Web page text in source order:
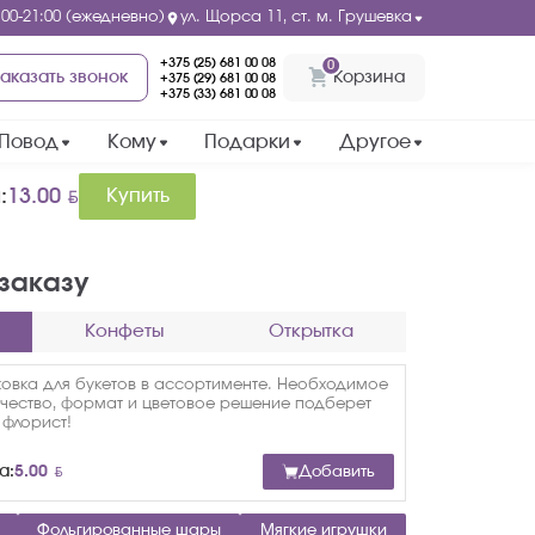
21:00 (ежедневно) ул. Щорса 11, ст. м. Грушевка
звонок
+375 (25) 681 00 08
+375 (29) 681 00 08
+375 (33) 681 00 08
0
Корзина
Повод Кому Подарки Другое
роза
13.00 BYN
13.00 BYN Купить
Конфеты Открытка
для букетов в ассортименте. Необходимое
формат и цветовое решение подберет
5.00 BYN Добавить
Фольгированные шары Мягкие игрушки